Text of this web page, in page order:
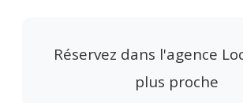
Réservez dans l'agence
plus proche